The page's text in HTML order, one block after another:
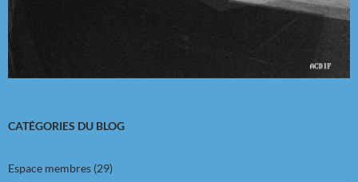
CATÉGORIES DU BLOG
Espace membres (29)